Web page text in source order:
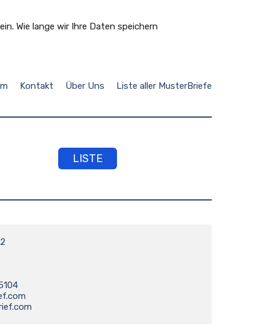
Wie lange wir Ihre Daten speichern
Kontakt Über Uns Liste aller MusterBriefe
LISTE